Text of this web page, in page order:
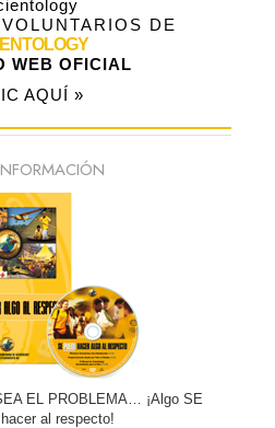
DE
WEB OFICIAL
AQUÍ »
EL PROBLEMA… ¡Algo SE
al respecto!